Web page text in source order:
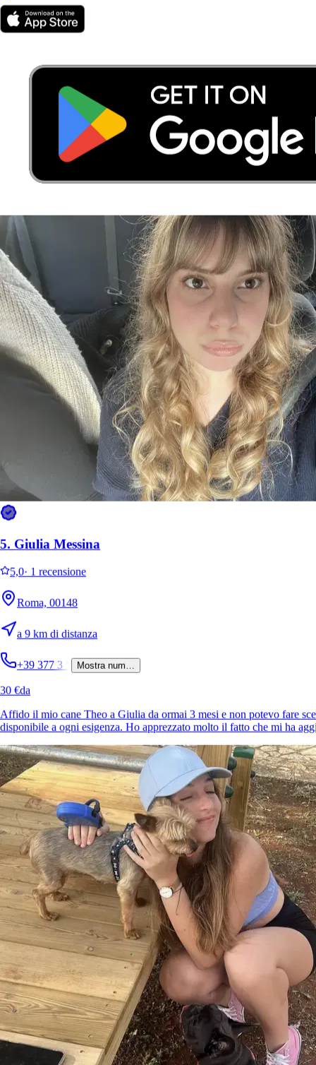
5,0
a 2,6 km di distanza
+39 329 2* Mostra num…
50 €da
Raccomando vivamente questa ragazza! Si è presa cura del mio
cane con grande attenzione, dolcezza e responsabilità. È una
persona affidabile, premurosa e si vede che ama davvero gli animali.
È più facile cercare i pet sitter nell’app
Scarica l’app Sittsy
5. Giulia Messina
5,0· 1 recensione
Roma, 00148
a 9 km di distanza
+39 377 3 Mostra num…
30 €da
Affido il mio cane Theo a Giulia da ormai 3 mesi e non potevo fare
disponibile a ogni esigenza. Ho apprezzato molto il fatto che mi ha